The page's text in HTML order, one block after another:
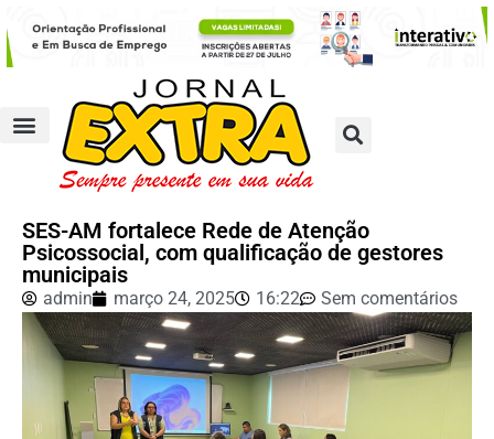
SES-AM fortalece Rede de Atenção
Psicossocial, com qualificação de gestores
municipais
admin março 24, 2025 16:22 Sem comentários